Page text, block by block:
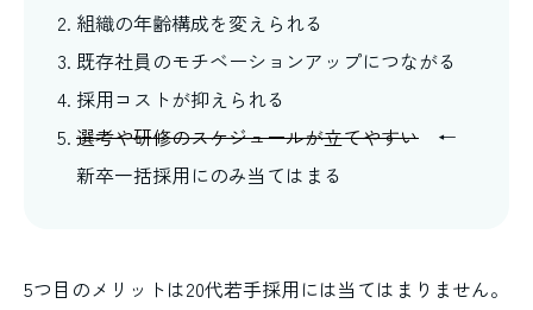
組織の年齢構成を変えられる
既存社員のモチベーションアップにつながる
採用コストが抑えられる
選考や研修のスケジュールが立てやすい ←
新卒一括採用にのみ当てはまる
5つ目のメリットは20代若手採用には当てはまりません。